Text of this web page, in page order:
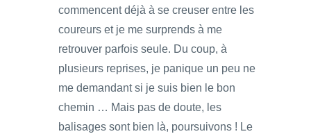
commencent déjà à se creuser entre les
coureurs et je me surprends à me
retrouver parfois seule. Du coup, à
plusieurs reprises, je panique un peu ne
me demandant si je suis bien le bon
chemin … Mais pas de doute, les
balisages sont bien là, poursuivons ! Le